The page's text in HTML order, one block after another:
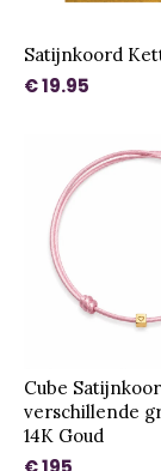
Satijnkoord
€ 19.95
Cube
verschillende
14K Goud